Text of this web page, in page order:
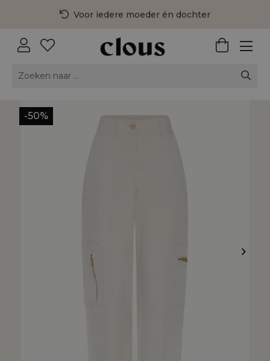
Voor iedere moeder én dochter
3 fysieke winkels in Nederland
-50%